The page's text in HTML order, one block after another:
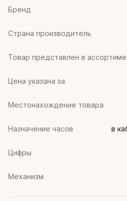
Бренд
Страна производитель
Товар представлен в
Цена указана за
Местонахождение товара
Назначение часов в
Цифры
Механизм